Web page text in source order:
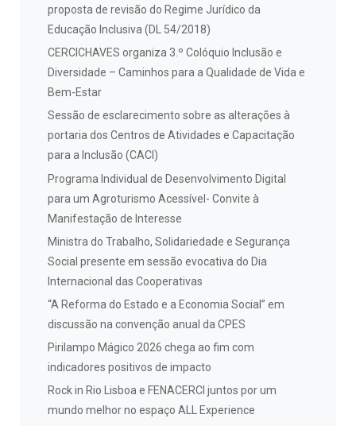
proposta de revisão do Regime Jurídico da
Educação Inclusiva (DL 54/2018)
CERCICHAVES organiza 3.º Colóquio Inclusão e
Diversidade – Caminhos para a Qualidade de Vida e
Bem-Estar
Sessão de esclarecimento sobre as alterações à
portaria dos Centros de Atividades e Capacitação
para a Inclusão (CACI)
Programa Individual de Desenvolvimento Digital
para um Agroturismo Acessível- Convite à
Manifestação de Interesse
Ministra do Trabalho, Solidariedade e Segurança
Social presente em sessão evocativa do Dia
Internacional das Cooperativas
“A Reforma do Estado e a Economia Social” em
discussão na convenção anual da CPES
Pirilampo Mágico 2026 chega ao fim com
indicadores positivos de impacto
Rock in Rio Lisboa e FENACERCI juntos por um
mundo melhor no espaço ALL Experience